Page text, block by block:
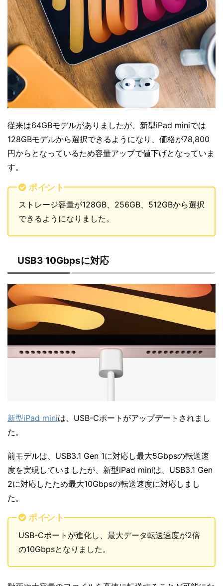
従来は64GBモデルがありましたが、新型iPad miniでは
128GBモデルから選択できるようになり、価格が78,800
円からとなっているため容量アップで値下げとなっていま
す。
ポイント
ストレージ容量が128GB、256GB、512GBから選択
できるようになりました。
USB3 10Gbpsに対応
新型iPad miniは、USB-Cポートがアップデートされまし
た。
前モデルは、USB3.1 Gen 1に対応し最大5Gbpsの転送速
度を実現していましたが、新型iPad miniは、USB3.1 Gen
2に対応したため最大10Gbpsの転送速度に対応しまし
た。
ポイント
USB-Cポートが進化し、最大データ転送速度が2倍
の10Gbpsとなりました。